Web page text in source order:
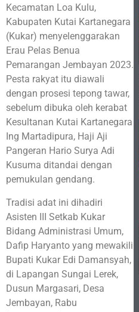
Kecamatan Loa Kulu,
Kabupaten Kutai Kartanegara
(Kukar) menyelenggarakan
Erau Pelas Benua
Pemarangan Jembayan 2023.
Pesta rakyat itu diawali
dengan prosesi tepong tawar,
sebelum dibuka oleh kerabat
Kesultanan Kutai Kartanegara
Ing Martadipura, Haji Aji
Pangeran Hario Surya Adi
Kusuma ditandai dengan
pemukulan gendang.
Tradisi adat ini dihadiri
Asisten III Setkab Kukar
Bidang Administrasi Umum,
Dafip Haryanto yang mewakili
Bupati Kukar Edi Damansyah,
di Lapangan Sungai Lerek,
Dusun Margasari, Desa
Jembayan, Rabu